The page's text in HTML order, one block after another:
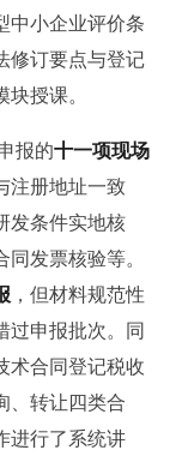
中小企业评价条
修订要点与登记
授课。
报的十一项现场
注册地址一致
发条件实地核
发票核验等。
，但材料规范性
过申报批次。同
术合同登记税收
、转让四类合
进行了系统讲